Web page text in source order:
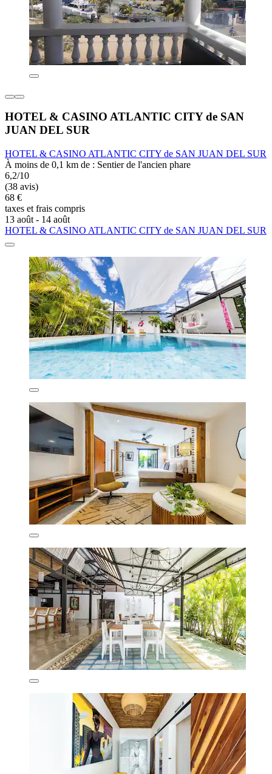
HOTEL & CASINO ATLANTIC CITY de SAN
JUAN DEL SUR
HOTEL & CASINO ATLANTIC CITY de SAN JUAN DEL SUR
À moins de 0,1 km de : Sentier de l'ancien phare
6,2/10
(38 avis)
68 €
taxes et frais compris
13 août - 14 août
HOTEL & CASINO ATLANTIC CITY de SAN JUAN DEL SUR